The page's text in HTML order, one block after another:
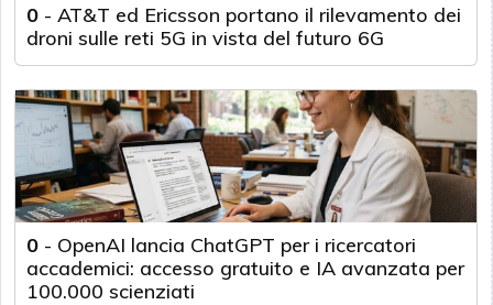
0 - AT&T ed Ericsson portano il rilevamento dei
droni sulle reti 5G in vista del futuro 6G
0 - OpenAI lancia ChatGPT per i ricercatori
accademici: accesso gratuito e IA avanzata per
100.000 scienziati